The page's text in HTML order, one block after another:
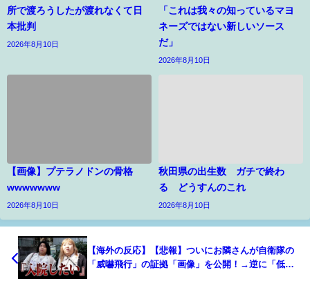
所で渡ろうしたが渡れなくて日
本批判
2026年8月10日
「これは我々の知っているマヨ
ネーズではない新しいソース
だ」
2026年8月10日
【画像】プテラノドンの骨格
wwwwwww
2026年8月10日
秋田県の出生数 ガチで終わ
る どうすんのこれ
2026年8月10日
【海外の反応】【悲報】ついにお隣さんが自衛隊の
「威嚇飛行」の証拠「画像」を公開！→逆に「低空